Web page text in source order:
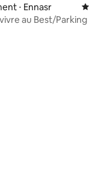
base de 93
⋅ Ennasr
au Best/